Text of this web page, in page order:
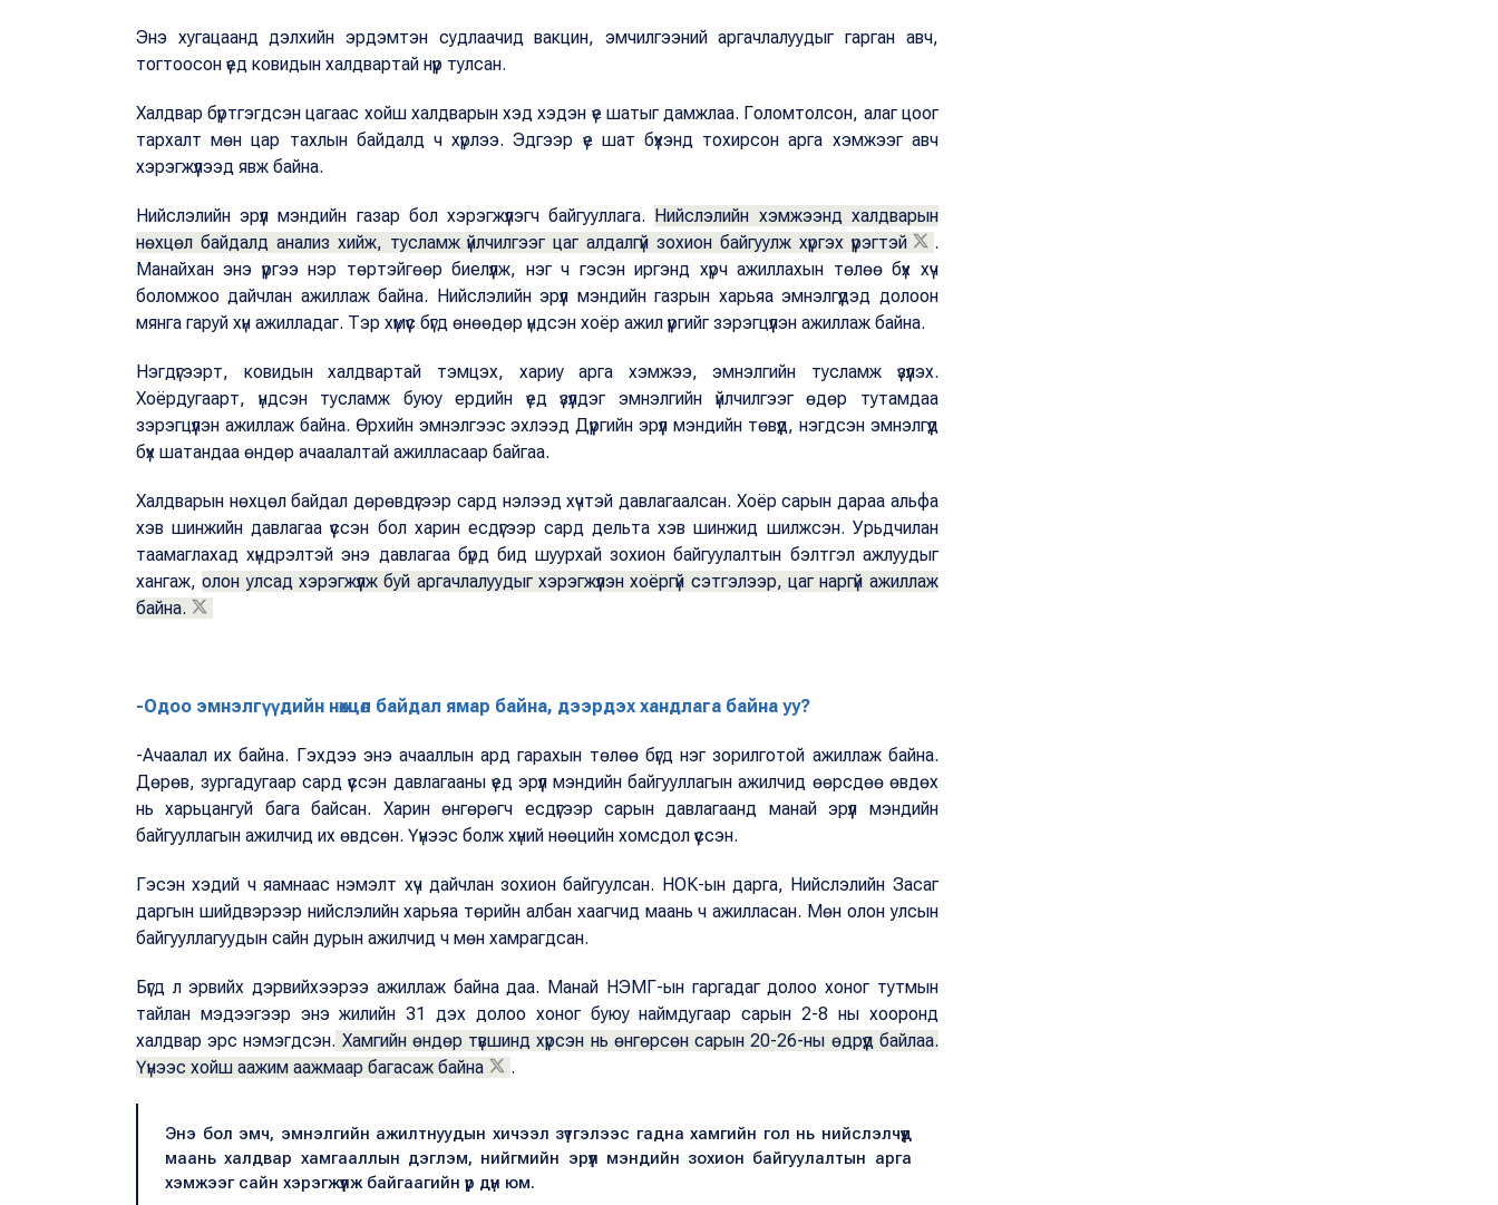
Энэ хугацаанд дэлхийн эрдэмтэн судлаачид вакцин, эмчилгээний аргачлалуудыг гарган авч,
тогтоосон үед ковидын халдвартай нүүр тулсан.
Халдвар бүртгэгдсэн цагаас хойш халдварын хэд хэдэн үе шатыг дамжлаа. Голомтолсон, алаг цоог
тархалт мөн цар тахлын байдалд ч хүрлээ. Эдгээр үе шат бүхэнд тохирсон арга хэмжээг авч
хэрэгжүүлээд явж байна.
Нийслэлийн эрүүл мэндийн газар бол хэрэгжүүлэгч байгууллага. Нийслэлийн хэмжээнд халдварын
нөхцөл байдалд анализ хийж, тусламж үйлчилгээг цаг алдалгүй зохион байгуулж хүргэх үүрэгтэй
.
Манайхан энэ үүргээ нэр төртэйгөөр биелүүлж, нэг ч гэсэн иргэнд хүрч ажиллахын төлөө бүх хүч
боломжоо дайчлан ажиллаж байна. Нийслэлийн эрүүл мэндийн газрын харьяа эмнэлгүүдэд долоон
мянга гаруй хүн ажилладаг. Тэр хүмүүс бүгд өнөөдөр үндсэн хоёр ажил үүргийг зэрэгцүүлэн ажиллаж байна.
Нэгдүгээрт, ковидын халдвартай тэмцэх, хариу арга хэмжээ, эмнэлгийн тусламж үзүүлэх.
Хоёрдугаарт, үндсэн тусламж буюу ердийн үед үзүүлдэг эмнэлгийн үйлчилгээг өдөр тутамдаа
зэрэгцүүлэн ажиллаж байна. Өрхийн эмнэлгээс эхлээд Дүүргийн эрүүл мэндийн төвүүд, нэгдсэн эмнэлгүүд
бүх шатандаа өндөр ачаалалтай ажилласаар байгаа.
Халдварын нөхцөл байдал дөрөвдүгээр сард нэлээд хүчтэй давлагаалсан. Хоёр сарын дараа альфа
хэв шинжийн давлагаа үүссэн бол харин есдүгээр сард дельта хэв шинжид шилжсэн. Урьдчилан
таамаглахад хүндрэлтэй энэ давлагаа бүрд бид шуурхай зохион байгуулалтын бэлтгэл ажлуудыг
хангаж,олон улсад хэрэгжүүлж буй аргачлалуудыг хэрэгжүүлэн хоёргүй сэтгэлээр, цаг наргүй ажиллаж
байна.
-Одоо эмнэлгүүдийн нөхцөл байдал ямар байна, дээрдэх хандлага байна уу?
-Ачаалал их байна. Гэхдээ энэ ачааллын ард гарахын төлөө бүгд нэг зорилготой ажиллаж байна.
Дөрөв, зургадугаар сард үүссэн давлагааны үед эрүүл мэндийн байгууллагын ажилчид өөрсдөө өвдөх
нь харьцангуй бага байсан. Харин өнгөрөгч есдүгээр сарын давлагаанд манай эрүүл мэндийн
байгууллагын ажилчид их өвдсөн. Үүнээс болж хүний нөөцийн хомсдол үүссэн.
Гэсэн хэдий ч яамнаас нэмэлт хүч дайчлан зохион байгуулсан. НОК-ын дарга, Нийслэлийн Засаг
даргын шийдвэрээр нийслэлийн харьяа төрийн албан хаагчид маань ч ажилласан. Мөн олон улсын
байгууллагуудын сайн дурын ажилчид ч мөн хамрагдсан.
Бүгд л эрвийх дэрвийхээрээ ажиллаж байна даа. Манай НЭМГ-ын гаргадаг долоо хоног тутмын
тайлан мэдээгээр энэ жилийн 31 дэх долоо хоног буюу наймдугаар сарын 2-8 ны хооронд
халдвар эрс нэмэгдсэн. Хамгийн өндөр түвшинд хүрсэн нь өнгөрсөн сарын 20-26-ны өдрүүд байлаа.
Үүнээс хойш аажим аажмаар багасаж байна
.
Энэ бол эмч, эмнэлгийн ажилтнуудын хичээл зүтгэлээс гадна хамгийн гол нь нийслэлчүүд
маань халдвар хамгааллын дэглэм, нийгмийн эрүүл мэндийн зохион байгуулалтын арга
хэмжээг сайн хэрэгжүүлж байгаагийн үр дүн юм.